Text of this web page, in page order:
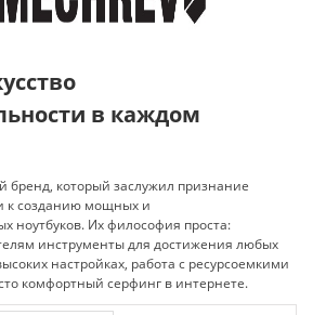
в каждом
бренд, который заслужил признание
к созданию мощных и
ноутбуков. Их философия проста:
инструменты для достижения любых
настройках, работа с ресурсоемкими
комфортный серфинг в интернете.